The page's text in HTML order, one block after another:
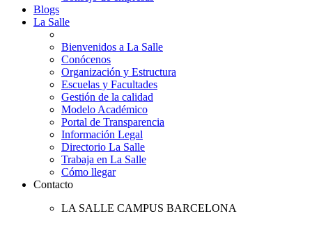
Blogs
La Salle
Bienvenidos a La Salle
Conócenos
Organización y Estructura
Escuelas y Facultades
Gestión de la calidad
Modelo Académico
Portal de Transparencia
Información Legal
Directorio La Salle
Trabaja en La Salle
Cómo llegar
Contacto
LA SALLE CAMPUS BARCELONA